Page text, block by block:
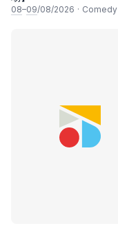
08–09/08/2026 · Comedy